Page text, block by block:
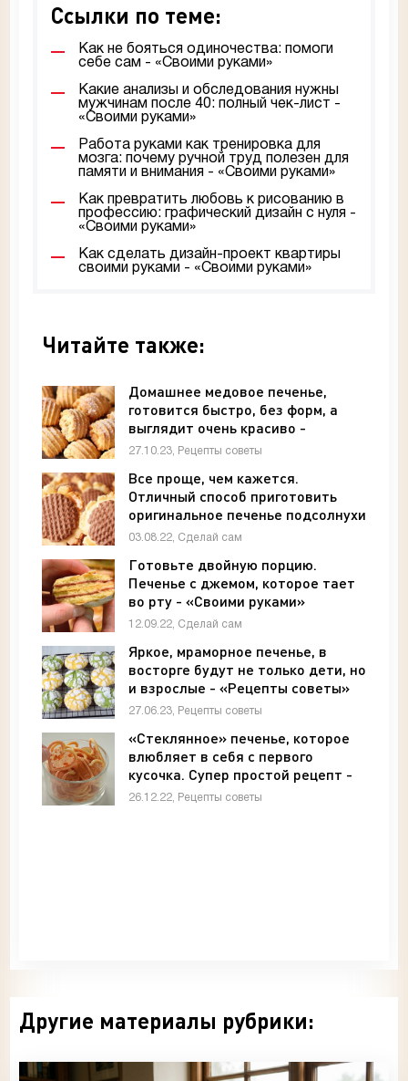
Ссылки по теме:
Как не бояться одиночества: помоги
себе сам - «Своими руками»
Какие анализы и обследования нужны
мужчинам после 40: полный чек-лист -
«Своими руками»
Работа руками как тренировка для
мозга: почему ручной труд полезен для
памяти и внимания - «Своими руками»
Как превратить любовь к рисованию в
профессию: графический дизайн с нуля -
«Своими руками»
Как сделать дизайн-проект квартиры
своими руками - «Своими руками»
Читайте также:
Домашнее медовое печенье,
готовится быстро, без форм, а
выглядит очень красиво -
«Рецепты советы»
27.10.23, Рецепты советы
Все проще, чем кажется.
Отличный способ приготовить
оригинальное печенье подсолнухи
- «Своими руками»
03.08.22, Сделай сам
Готовьте двойную порцию.
Печенье с джемом, которое тает
во рту - «Своими руками»
12.09.22, Сделай сам
Яркое, мраморное печенье, в
восторге будут не только дети, но
и взрослые - «Рецепты советы»
27.06.23, Рецепты советы
«Стеклянное» печенье, которое
влюбляет в себя с первого
кусочка. Супер простой рецепт -
«Рецепты советы»
26.12.22, Рецепты советы
Другие материалы рубрики: